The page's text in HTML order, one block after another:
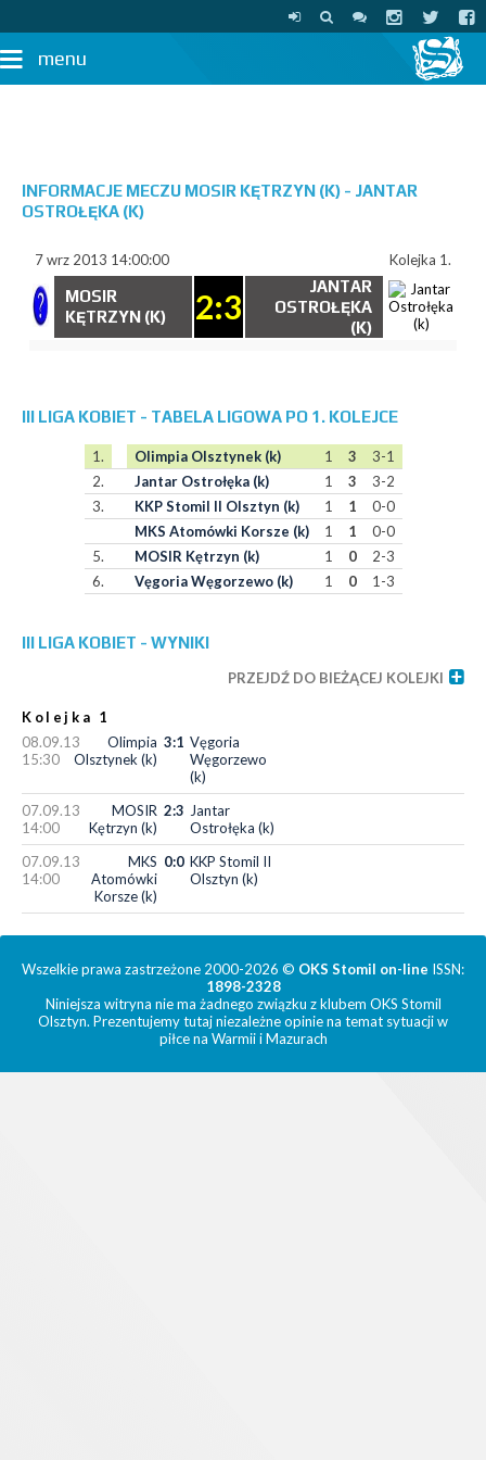
menu
INFORMACJE MECZU MOSIR KĘTRZYN (K) - JANTAR
OSTROŁĘKA (K)
7 wrz 2013 14:00:00 Kolejka 1.
MOSIR
KĘTRZYN (K)
2:3
JANTAR
OSTROŁĘKA
(K)
III LIGA KOBIET - TABELA LIGOWA PO 1. KOLEJCE
1. Olimpia Olsztynek (k) 1 3
3-1
2.
Jantar Ostrołęka (k) 1 3
3-2
3.
KKP Stomil II Olsztyn (k) 1 1
0-0
MKS Atomówki Korsze (k)
1 1
0-0
5.
MOSIR Kętrzyn (k) 1 0
2-3
6.
Vęgoria Węgorzewo (k) 1 0 1-3
III LIGA KOBIET - WYNIKI
PRZEJDŹ DO BIEŻĄCEJ KOLEJKI
Kolejka 1
08.09.13
15:30
Olimpia
Olsztynek (k)
3:1 Vęgoria
Węgorzewo
(k)
07.09.13
14:00
MOSIR
Kętrzyn (k)
2:3 Jantar
Ostrołęka (k)
07.09.13
14:00
MKS
Atomówki
Korsze (k)
0:0 KKP Stomil II
Olsztyn (k)
Wszelkie prawa zastrzeżone 2000-2026 © OKS Stomil on-line ISSN:
1898-2328
Niniejsza witryna nie ma żadnego związku z klubem OKS Stomil
Olsztyn. Prezentujemy tutaj niezależne opinie na temat sytuacji w
piłce na Warmii i Mazurach